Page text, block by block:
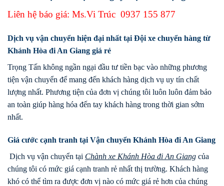
Liên hệ báo giá: Ms.Vi Trúc 0937 155 877
Dịch vụ vận chuyển hiện đại nhất tại Đội xe chuyển hàng từ
Khánh Hòa đi An Giang giá rẻ
Trọng Tấn không ngần ngại đầu tư tiền bạc vào những phương
tiện vận chuyển để mang đến khách hàng dịch vụ uy tín chất
lượng nhất. Phương tiện của đơn vị chúng tôi luôn luôn đảm bảo
an toàn giúp hàng hóa đến tay khách hàng trong thời gian sớm
nhất.
Giá cước cạnh tranh tại Vận chuyển Khánh Hòa đi An Giang
Dịch vụ vận chuyển tại Chành xe Khánh Hòa đi An Giang của
chúng tôi có mức giá cạnh tranh rẻ nhất thị trường. Khách hàng
khó có thể tìm ra được đơn vị nào có mức giá rẻ hơn của chúng